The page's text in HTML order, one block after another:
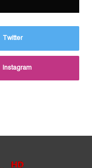
Twitter
Instagram